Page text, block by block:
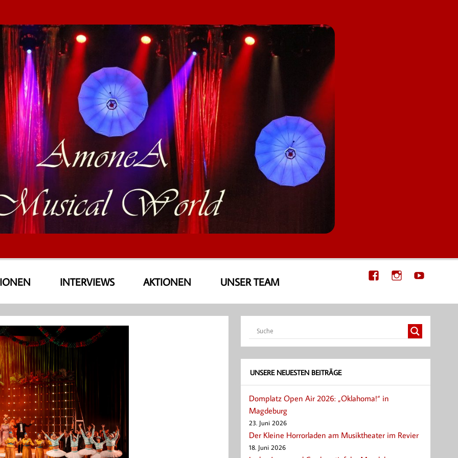
INTERVIEWS AKTIONEN UNSER TEAM
UNSERE NEUESTEN BEITRÄGE
Domplatz Open Air 2026: „Oklahoma!“ in
Magdeburg
23. Juni 2026
Der Kleine Horrorladen am Musiktheater im Revier
18. Juni 2026